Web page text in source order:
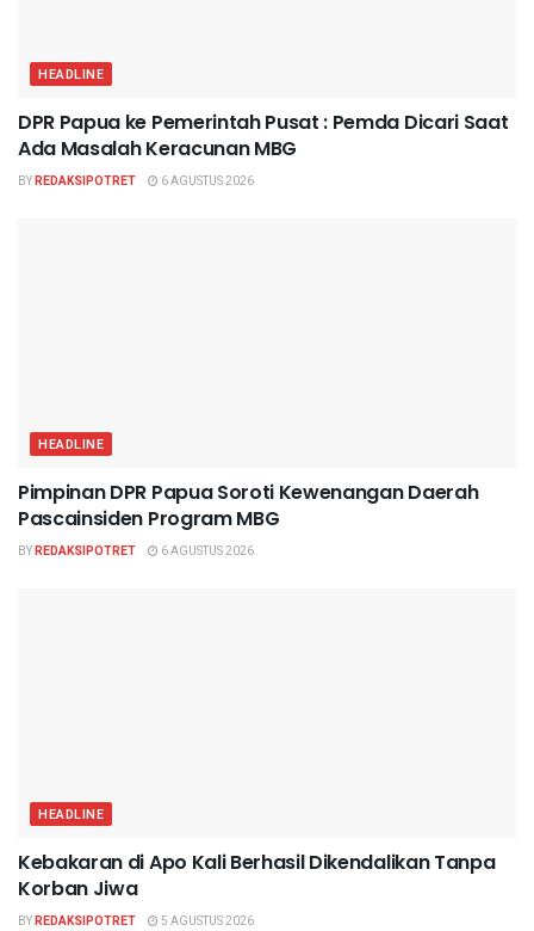
HEADLINE
DPR Papua ke Pemerintah Pusat : Pemda Dicari Saat
Ada Masalah Keracunan MBG
BYREDAKSIPOTRET 6 AGUSTUS 2026
HEADLINE
Pimpinan DPR Papua Soroti Kewenangan Daerah
Pascainsiden Program MBG
BYREDAKSIPOTRET 6 AGUSTUS 2026
HEADLINE
Kebakaran di Apo Kali Berhasil Dikendalikan Tanpa
Korban Jiwa
BYREDAKSIPOTRET 5 AGUSTUS 2026